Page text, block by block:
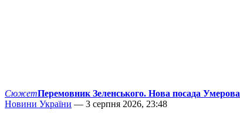
СюжетПеремовник Зеленського. Нова посада Умерова
Новини України — 3 серпня 2026, 23:48